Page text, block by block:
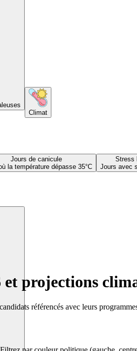
Climat
Jours de canicule
la température dépasse 35°C
Stress
Jours avec
projections
référencés avec leurs